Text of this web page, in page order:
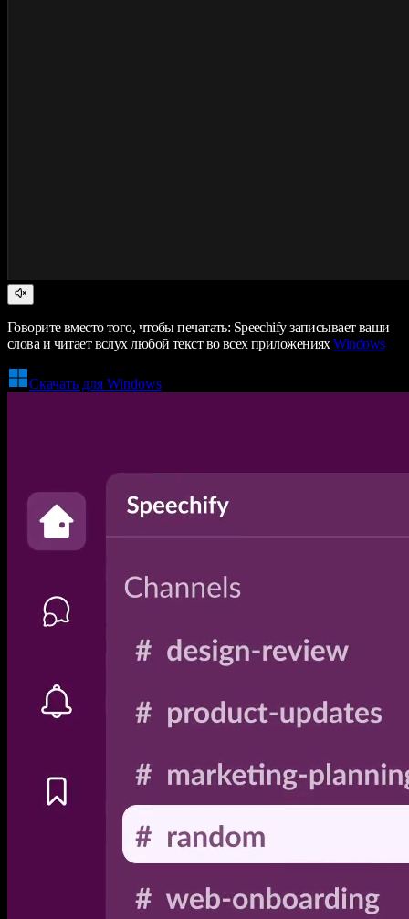
Говорите вместо того, чтобы печатать: Speechify записывает ваши
слова и читает вслух любой текст во всех приложенияхWindows
Скачать для Windows